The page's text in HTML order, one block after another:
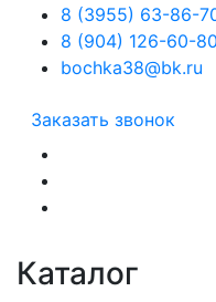
8 (3955) 63-86-
8 (904) 126-60-80
bochka38@bk.ru
Заказать звонок
Каталог